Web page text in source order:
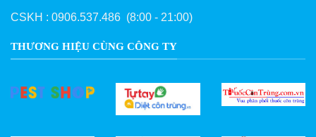
CSKH : 0906.537.486 (8:00 - 21:00)
THƯƠNG HIỆU CÙNG CÔNG TY